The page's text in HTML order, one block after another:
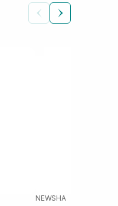
NEWSHA